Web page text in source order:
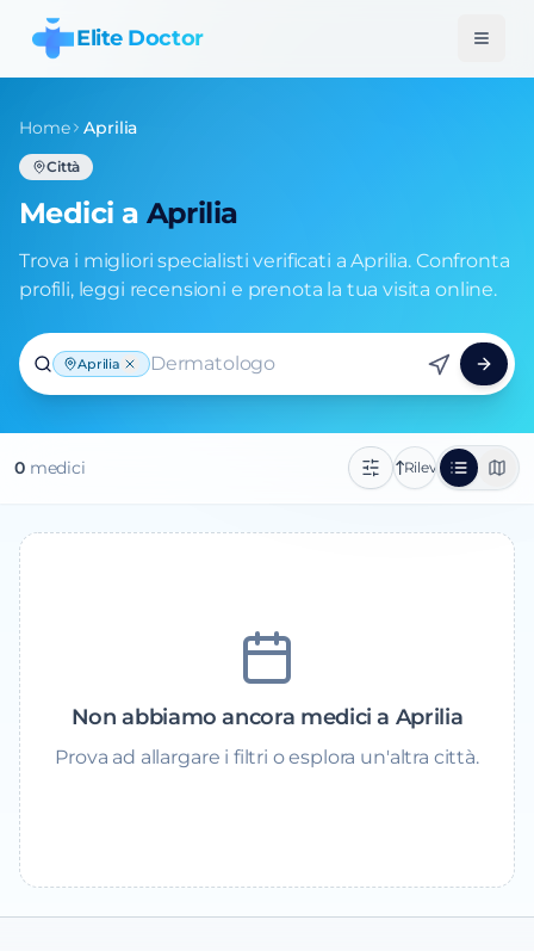
Elite Doctor
Home Aprilia
Città
Medici a Aprilia
Trova i migliori specialisti verificati a Aprilia. Confronta
profili, leggi recensioni e prenota la tua visita online.
Aprilia Dermatologo
0medici Rilevanza
Non abbiamo ancora medici a Aprilia
Prova ad allargare i filtri o esplora un'altra città.